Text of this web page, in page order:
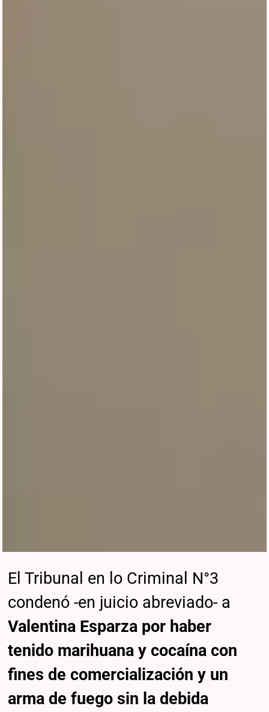
El Tribunal en lo Criminal N°3
condenó -en juicio abreviado- a
Valentina Esparza por haber
tenido marihuana y cocaína con
fines de comercialización y un
arma de fuego sin la debida